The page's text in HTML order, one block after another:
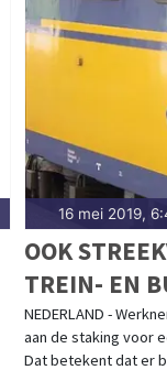
16 mei 2019,
OOK
TREIN- EN
OP 28 MEI
NEDERLAND -
aan de staking voor
Dat betekent dat er